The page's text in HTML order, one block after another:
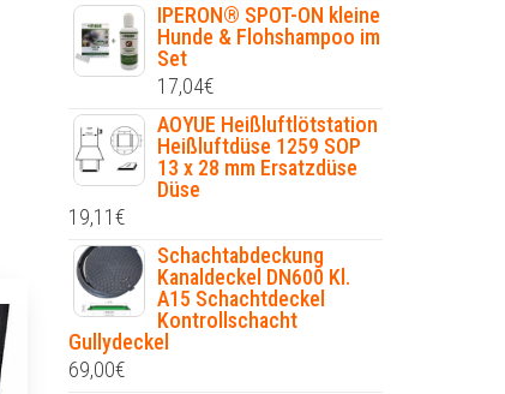
IPERON® SPOT-ON kleine
Hunde & Flohshampoo im
Set
17,04€
AOYUE Heißluftlötstation
Heißluftdüse 1259 SOP
13 x 28 mm Ersatzdüse
Düse
19,11€
Schachtabdeckung
Kanaldeckel DN600 Kl.
A15 Schachtdeckel
Kontrollschacht
Gullydeckel
69,00€